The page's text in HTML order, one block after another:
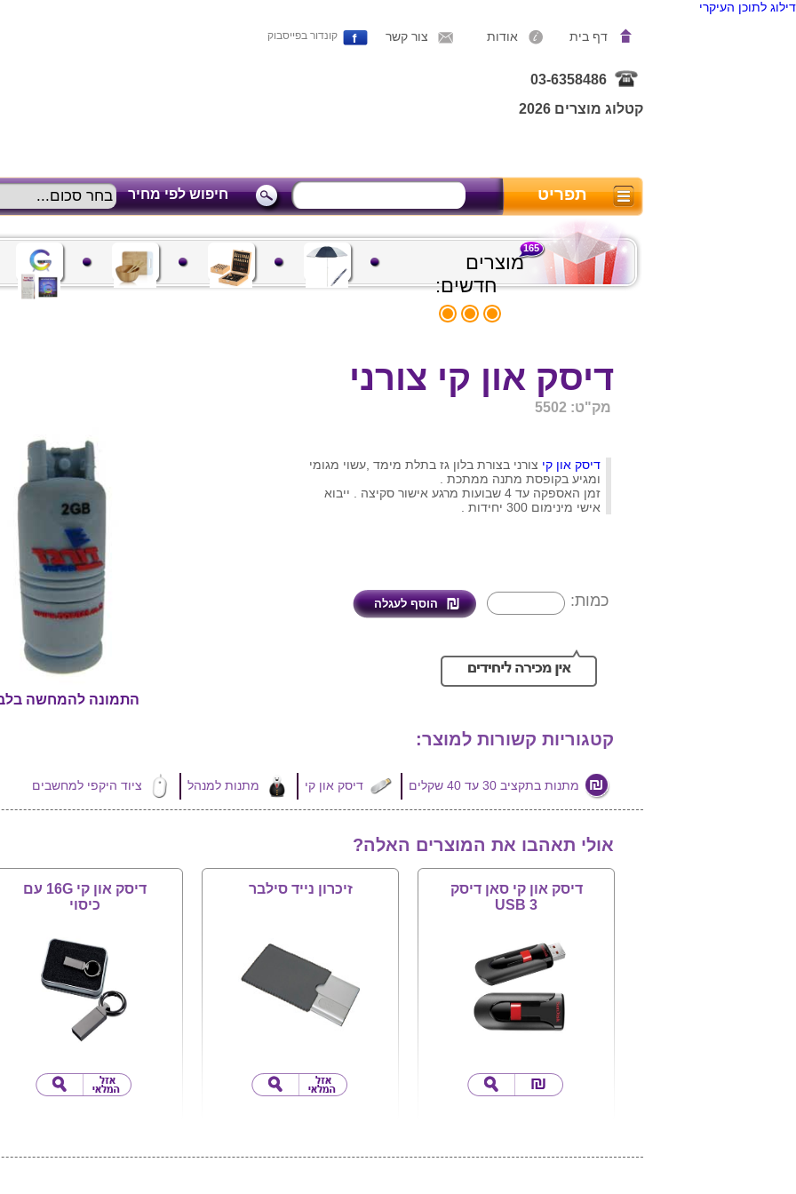
דילוג לתוכן העיקרי
דף בית אודות צור קשר קונדור בפייסבוק
03-6358486
קטלוג מוצרים 2026
תפריט חיפוש לפי מחיר
מוצרים
חדשים:
165
דיסק און קי צורני
מק"ט: 5502
התמונה להמחשה
דיסק און קי צורני בצורת בלון גז בתלת מימד ,עשוי מגומי
ומגיע בקופסת מתנה ממתכת .
זמן האספקה עד 4 שבועות מרגע אישור סקיצה . ייבוא
אישי מינימום 300 יחידות .
כמות:
קטגוריות קשורות למוצר:
מתנות בתקציב 30 עד 40 שקלים דיסק און קי מתנות למנהל ציוד היקפי למחשבים
אולי תאהבו את המוצרים האלה?
דיסק און קי סאן דיסק
USB 3
זיכרון נייד סילבר
דיסק און קי 16G עם
כיסוי